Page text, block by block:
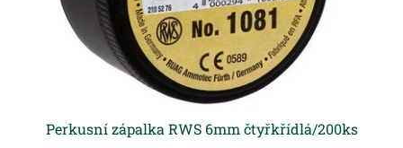
Perkusní zápalka RWS 6mm čtyřkřídlá/200ks